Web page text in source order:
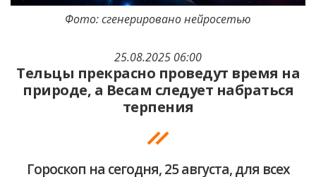
25.08.2025 06:00
Тельцы прекрасно проведут время на
природе, а Весам следует набраться
терпения
Гороскоп на сегодня, 25 августа, для всех
Фото: сгенерировано нейросетью